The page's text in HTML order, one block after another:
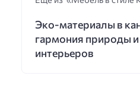
Эко-материалы в
гармония природы
интерьеров